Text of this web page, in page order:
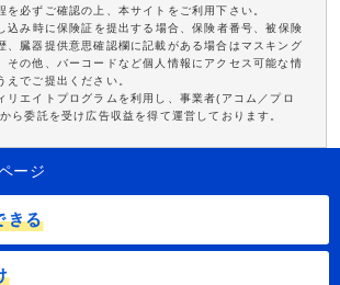
を必ずご確認の上、本サイトをご利用下さい。
込み時に保険証を提出する場合、保険者番号、被保険
、臓器提供意思確認欄に記載がある場合はマスキング
その他、バーコードなど個人情報にアクセス可能な情
えでご提出ください。
エイトプログラムを利用し、事業者(アコム／プロ
ら委託を受け広告収益を得て運営しております。
ージ